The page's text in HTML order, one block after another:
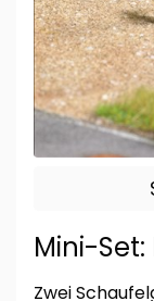
Mini-Set:
Zwei